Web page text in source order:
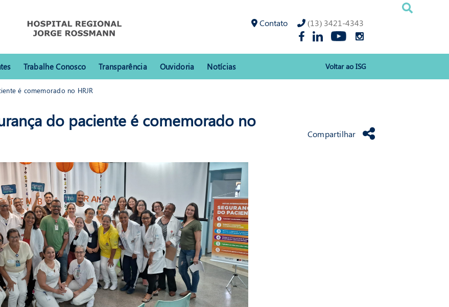
Contato (13) 3421-4343
Trabalhe Conosco Transparência Ouvidoria Notícias Voltar ao ISG
no HRJR
é comemorado no HRJR
do paciente é comemorado no
Compartilhar